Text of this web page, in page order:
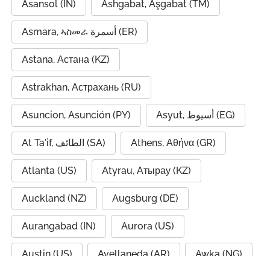
Asansol (IN) Ashgabat, Aşgabat (TM)
Asmara, ኣስመራ أسمرة (ER)
Astana, Астана (KZ)
Astrakhan, Астрахань (RU)
Asuncion, Asunción (PY) Asyut, أسيوط (EG)
At Ta'if, الطائف (SA) Athens, Αθήνα (GR)
Atlanta (US) Atyrau, Атырау (KZ)
Auckland (NZ) Augsburg (DE)
Aurangabad (IN) Aurora (US)